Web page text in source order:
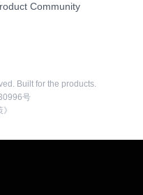
Community
Built for the products.
号